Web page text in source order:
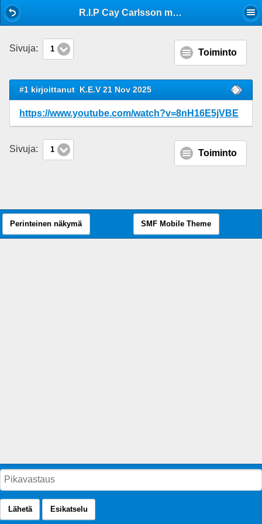
R.I.P Cay Carlsson mm Cumulus
Sivuja: 1 Toiminto
#1 kirjoittanut K.E.V 21 Nov 2025
https://www.youtube.com/watch?v=8nH16E5jVBE
Sivuja: 1 Toiminto
Lähetä Esikatselu
Perinteinen näkymä SMF Mobile Theme